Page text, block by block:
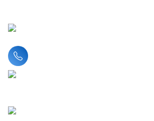
Liên hệ hotline